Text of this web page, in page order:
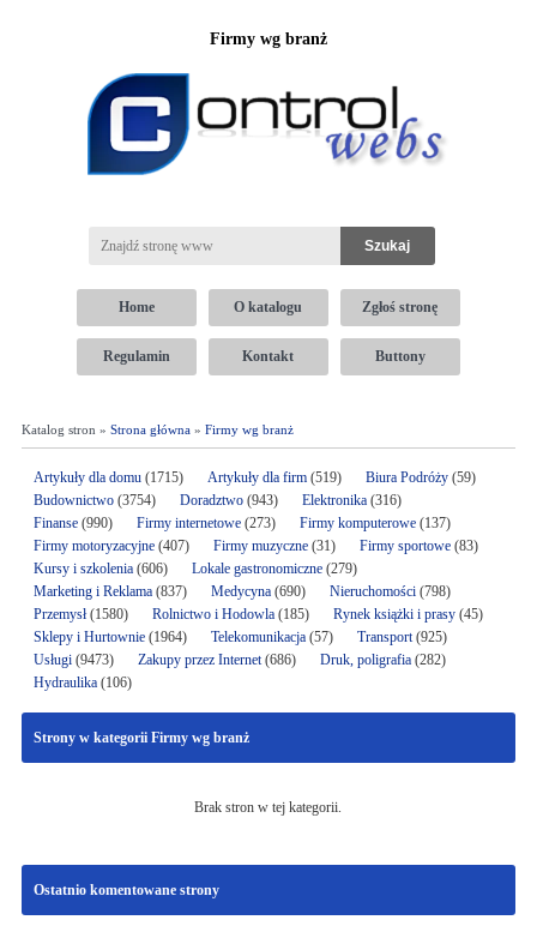
Firmy wg branż
Home O katalogu Zgłoś stronę
Regulamin Kontakt Buttony
Katalog stron » Strona główna» Firmy wg branż
Artykuły dla domu(1715) Artykuły dla firm(519) Biura Podróży(59)
Budownictwo(3754) Doradztwo(943) Elektronika (316)
Finanse(990) Firmy internetowe (273) Firmy komputerowe(137)
Firmy motoryzacyjne(407) Firmy muzyczne(31) Firmy sportowe(83)
Kursy i szkolenia(606) Lokale gastronomiczne(279)
Marketing i Reklama(837) Medycyna(690) Nieruchomości(798)
Przemysł(1580) Rolnictwo i Hodowla(185) Rynek książki i prasy(45)
Sklepy i Hurtownie(1964) Telekomunikacja(57) Transport(925)
Usługi(9473) Zakupy przez Internet(686) Druk, poligrafia(282)
Hydraulika(106)
Strony w kategorii Firmy wg branż
Brak stron w tej kategorii.
Ostatnio komentowane strony